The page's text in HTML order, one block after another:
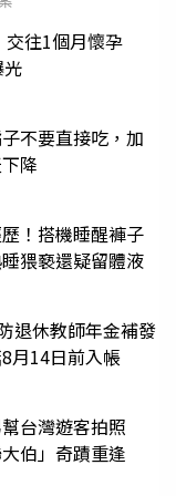
交往1個月懷孕
不要直接吃，加
降
！搭機睡醒褲子
猥褻還疑留體液
退休教師年金補發
月14日前入帳
台灣遊客拍照
伯」奇蹟重逢